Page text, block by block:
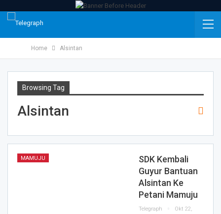
Home Alsintan
Browsing Tag
Alsintan
MAMUJU
SDK Kembali
Guyur Bantuan
Alsintan Ke
Petani Mamuju
Telegraph
Okt 22,